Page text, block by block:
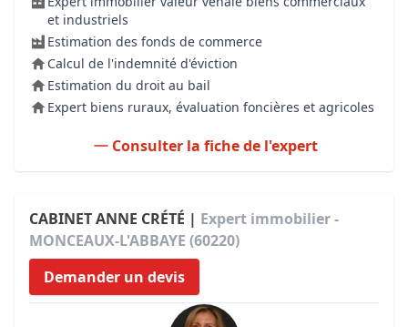
et industriels
Estimation des fonds de commerce
Calcul de l'indemnité d'éviction
Estimation du droit au bail
Expert biens ruraux, évaluation foncières et agricoles
Consulter la fiche de l'expert
CABINET ANNE CRÉTÉ | Expert immobilier -
MONCEAUX-L'ABBAYE (60220)
Demander un devis